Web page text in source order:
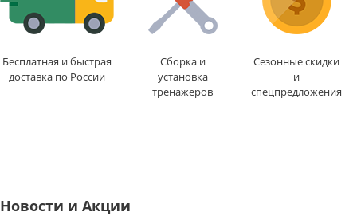
Бесплатная и быстрая
доставка по России
Сборка и
установка
тренажеров
Сезонные скидки
и
спецпредложения
Новости и Акции